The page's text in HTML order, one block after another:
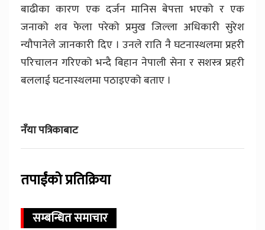
बाढीका कारण एक दर्जन मानिस बेपत्ता भएको र एक
जनाको शव फेला परेको प्रमुख जिल्ला अधिकारी सुरेश
न्यौपानेले जानकारी दिए । उनले राति नै घटनास्थलमा प्रहरी
परिचालन गरिएको भन्दै बिहान नेपाली सेना र सशस्त्र प्रहरी
बललाई घटनास्थलमा पठाइएको बताए ।
नँया पत्रिकाबाट
तपाईंको प्रतिक्रिया
सम्बन्धित समाचार